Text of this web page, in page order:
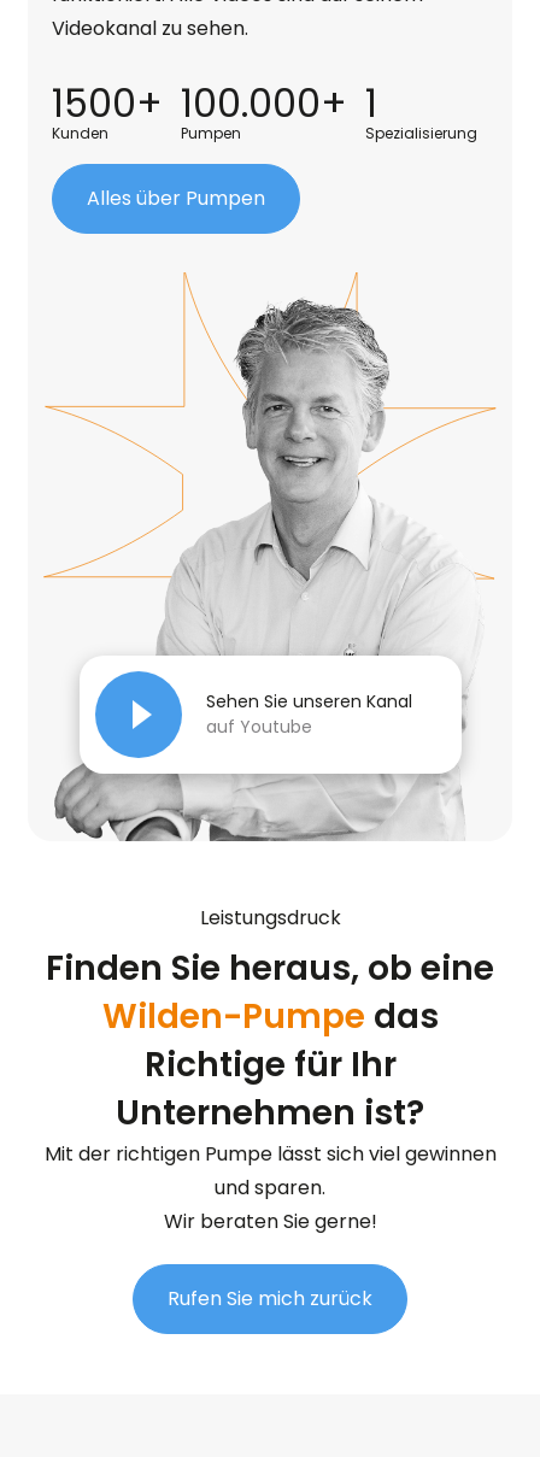
Videokanal zu sehen.
1500+
Kunden
100.000+
Pumpen
1
Spezialisierung
Alles über Pumpen
Sehen Sie unseren Kanal
auf Youtube
Leistungsdruck
Finden Sie heraus, ob eine
Wilden-Pumpe das
Richtige für Ihr
Unternehmen ist?
Mit der richtigen Pumpe lässt sich viel gewinnen
und sparen.
Wir beraten Sie gerne!
Rufen Sie mich zurück